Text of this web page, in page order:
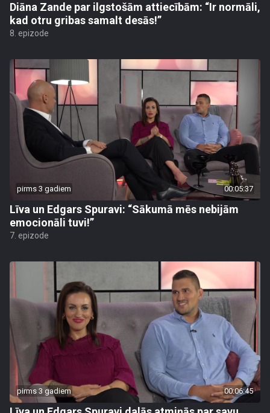
Diāna Zande par ilgstošām attiecībām: “Ir normāli,
kad otru gribas samalt desās!”
8. epizode
pirms 3 gadiem 00:05:37
Līva un Edgars Spuravi: “Sākumā mēs nebijām
emocionāli tuvi!”
7. epizode
pirms 3 gadiem 00:06:45